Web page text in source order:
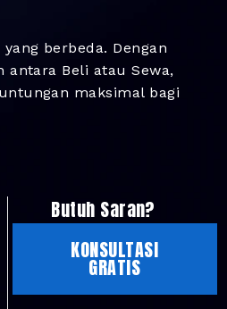
berbeda. Dengan
antara Beli atau Sewa,
maksimal bagi
Butuh Saran?
KONSULTASI
GRATIS